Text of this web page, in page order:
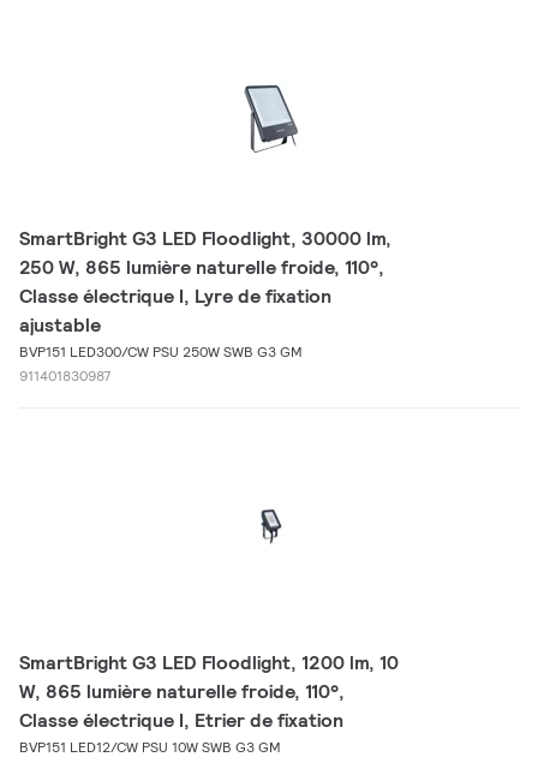
SmartBright G3 LED Floodlight, 30000 lm,
250 W, 865 lumière naturelle froide, 110°,
Classe électrique I, Lyre de fixation
ajustable
BVP151 LED300/CW PSU 250W SWB G3 GM
911401830987
SmartBright G3 LED Floodlight, 1200 lm, 10
W, 865 lumière naturelle froide, 110°,
Classe électrique I, Etrier de fixation
BVP151 LED12/CW PSU 10W SWB G3 GM